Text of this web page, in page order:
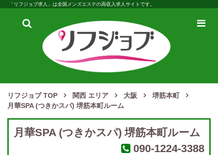
「リフジョブ求人」は全国メンズエステの高収入求人サイトです。
検
メ
リフジョブ TOP 関西 エリア 大阪
堺筋本町
月華SPA (つきかスパ) 堺筋本町ルーム
月華SPA (つきかスパ) 堺筋本町ルーム
090-1224-3388